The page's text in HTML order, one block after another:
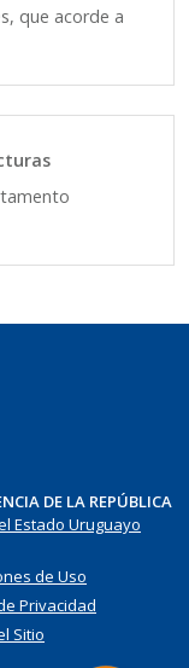
que acorde a
DE LA REPÚBLICA
Estado Uruguayo
de Uso
Privacidad
Sitio